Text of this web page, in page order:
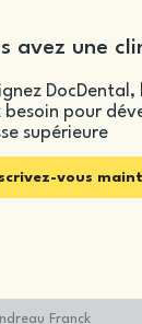
avez une
besoin pour
supérieure
vous
Franck